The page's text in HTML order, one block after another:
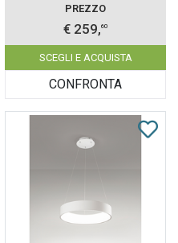
PREZZO
€ 259,60
SCEGLI E ACQUISTA
CONFRONTA